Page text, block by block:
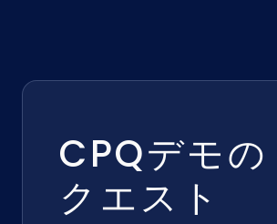
CPQデモの
クエスト